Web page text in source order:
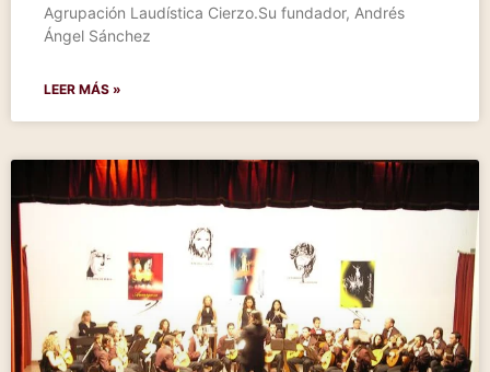
Agrupación Laudística Cierzo.Su fundador, Andrés
Ángel Sánchez
LEER MÁS »